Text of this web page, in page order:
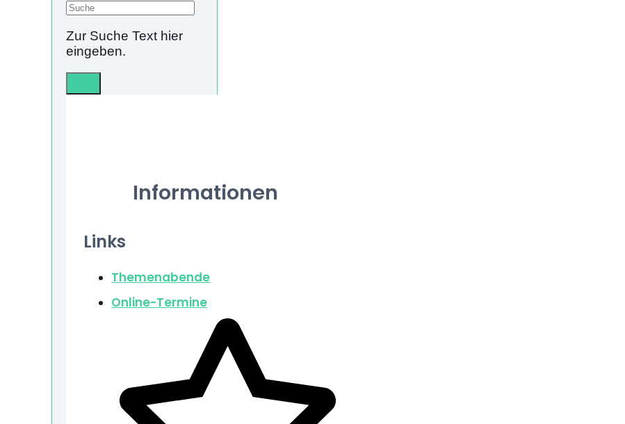
Zur Suche Text hier
eingeben.
Informationen
Links
Themenabende
Online-Termine